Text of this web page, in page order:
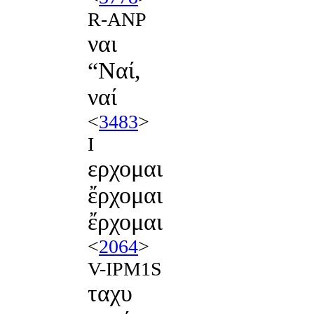
R-ANP
ναι
“Ναί,
ναί
<3483>
I
ερχομαι
ἔρχομαι
ἔρχομαι
<2064>
V-IPM1S
ταχυ